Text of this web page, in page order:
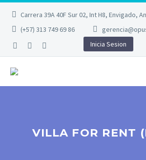
Carrera 39A 40F Sur 02, Int H8, Envigado,
(+57) 313 749 69 86
Inicia Sesion
VILLA FOR RENT